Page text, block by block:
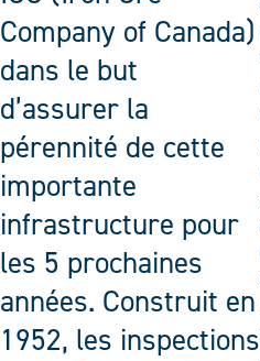
Company of Canada)
dans le but
d’assurer la
pérennité de cette
importante
infrastructure pour
les 5 prochaines
années. Construit en
1952, les inspections